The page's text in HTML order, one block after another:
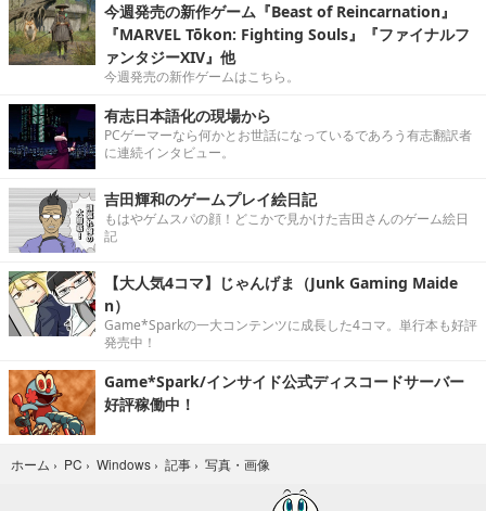
今週発売の新作ゲーム『Beast of Reincarnation』
『MARVEL Tōkon: Fighting Souls』『ファイナルフ
ァンタジーXIV』他
今週発売の新作ゲームはこちら。
有志日本語化の現場から
PCゲーマーなら何かとお世話になっているであろう有志翻訳者
に連続インタビュー。
吉田輝和のゲームプレイ絵日記
もはやゲムスパの顔！どこかで見かけた吉田さんのゲーム絵日
記
【大人気4コマ】じゃんげま（Junk Gaming Maide
n）
Game*Sparkの一大コンテンツに成長した4コマ。単行本も好評
発売中！
Game*Spark/インサイド公式ディスコードサーバー
好評稼働中！
ホーム › PC › Windows › 記事 › 写真・画像